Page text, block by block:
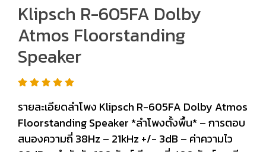
Klipsch R-605FA Dolby
Atmos Floorstanding
Speaker
รายละเอียดลำโพง Klipsch R-605FA Dolby Atmos
Floorstanding Speaker *ลำโพงตั้งพื้น* – การตอบ
สนองความถี่ 38Hz – 21kHz +/- 3dB – ค่าความไว